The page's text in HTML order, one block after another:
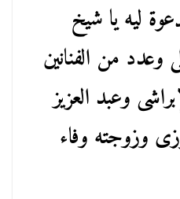
ليه يا شيخ
من الفنانين
وعبد العزيز
وزوجته وفاء